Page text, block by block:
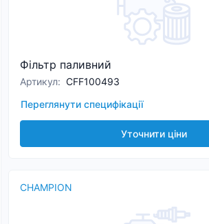
Фільтр паливний
Артикул: CFF100493
Переглянути специфікації
Уточнити ціни
CHAMPION